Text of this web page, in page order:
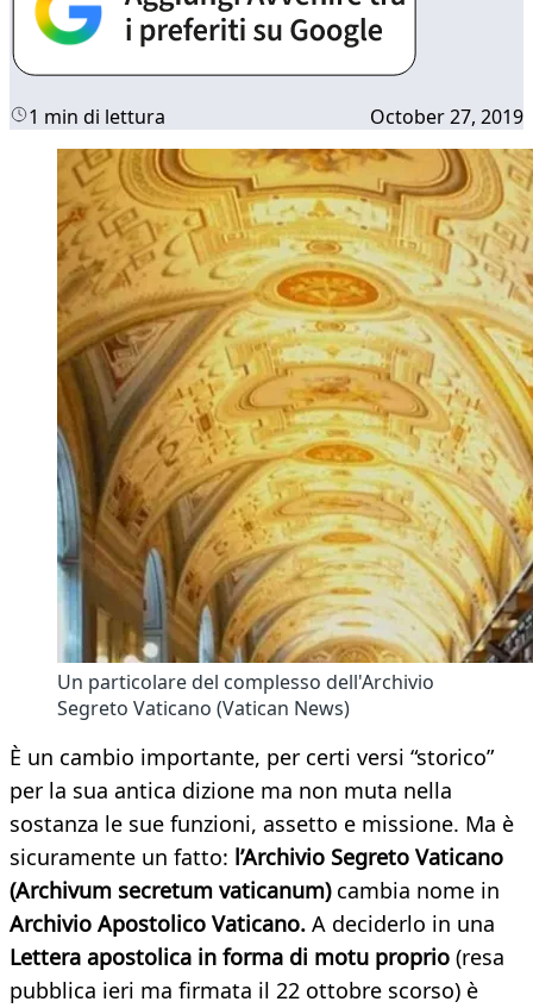
1 min di lettura October 27, 2019
Un particolare del complesso dell'Archivio
Segreto Vaticano (Vatican News)
È un cambio importante, per certi versi “storico”
per la sua antica dizione ma non muta nella
sostanza le sue funzioni, assetto e missione. Ma è
sicuramente un fatto: l’Archivio Segreto Vaticano
(Archivum secretum vaticanum)cambia nome in
Archivio Apostolico Vaticano. A deciderlo in una
Lettera apostolica in forma di motu proprio (resa
pubblica ieri ma firmata il 22 ottobre scorso) è